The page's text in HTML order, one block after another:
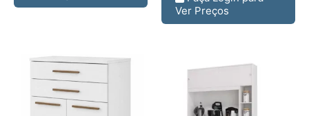
Ver Preços